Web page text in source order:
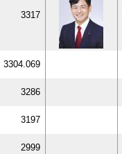
3317
3304.069
3286
3197
2999